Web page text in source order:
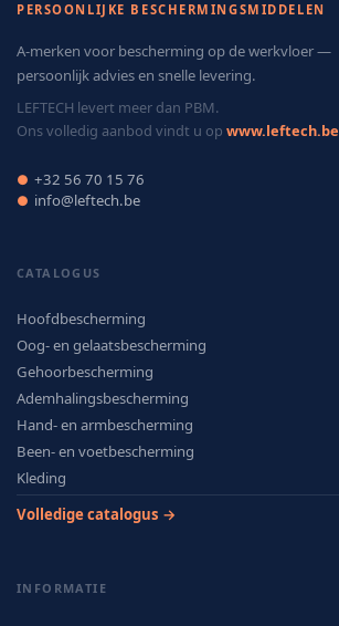
PERSOONLIJKE BESCHERMINGSMIDDELEN
A-merken voor bescherming op de werkvloer —
persoonlijk advies en snelle levering.
LEFTECH levert meer dan PBM.
Ons volledig aanbod vindt u op www.leftech.be
● +32 56 70 15 76
● info@leftech.be
CATALOGUS
Hoofdbescherming
Oog- en gelaatsbescherming
Gehoorbescherming
Ademhalingsbescherming
Hand- en armbescherming
Been- en voetbescherming
Kleding
Volledige catalogus →
INFORMATIE